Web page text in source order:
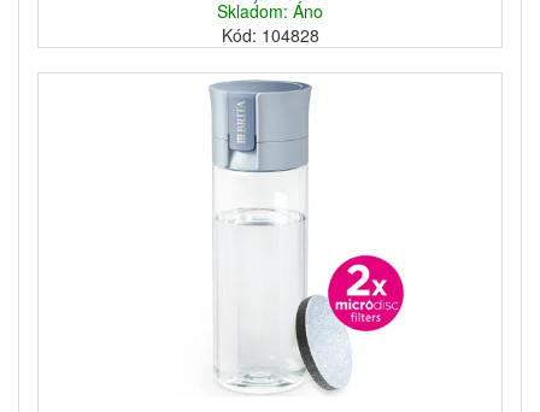
môžete mať čistú filtrovanú vodu prakticky
kedykoľvek a kdekoľvek po ruke. Materiál fľaše je
neobsahuje škodlivý bisfenol A.
Skladom: Áno
Kód: 104828